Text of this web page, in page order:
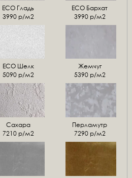
ЕСО Гладь
3990 р/м2
ECO Бархат
3990 р/м2
ЕСО Шелк
5090 р/м2
Жемчуг
5390 р/м2
Сахара
7210 р/м2
Перламутр
7290 р/м2